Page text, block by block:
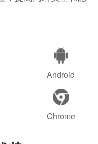
Android
Chrome